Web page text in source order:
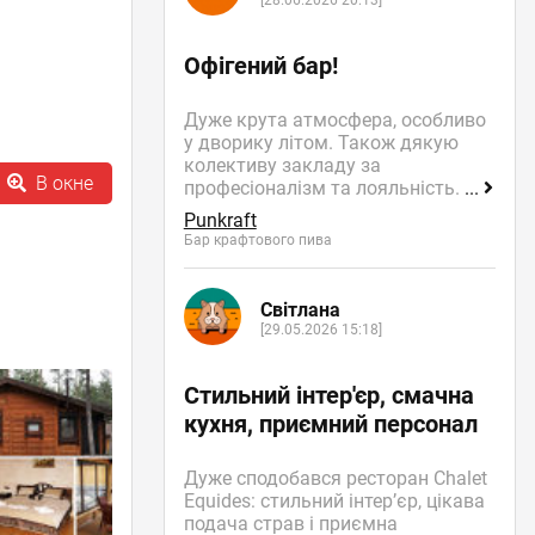
В окне
Офігений бар!
Дуже крута атмосфера, особливо
у дворику літом. Також дякую
колективу закладу за
професіоналізм та лояльність. ...
Punkraft
Бар крафтового пива
Світлана
[29.05.2026 15:18]
Стильний інтер'єр, смачна
кухня, приємний персонал
Дуже сподобався ресторан Chalet
Equides: стильний інтер’єр, цікава
подача страв і приємна